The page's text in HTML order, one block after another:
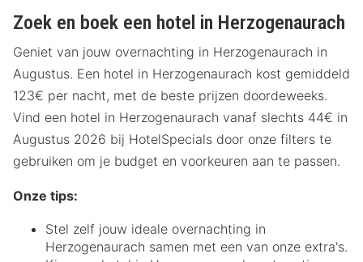
Zoek en boek een hotel in Herzogenaurach
Geniet van jouw overnachting in Herzogenaurach in
Augustus. Een hotel in Herzogenaurach kost gemiddeld
123€ per nacht, met de beste prijzen doordeweeks.
Vind een hotel in Herzogenaurach vanaf slechts 44€ in
Augustus 2026 bij HotelSpecials door onze filters te
gebruiken om je budget en voorkeuren aan te passen.
Onze tips:
Stel zelf jouw ideale overnachting in
Herzogenaurach samen met een van onze extra's.